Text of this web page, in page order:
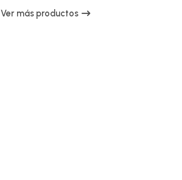
Ver más productos